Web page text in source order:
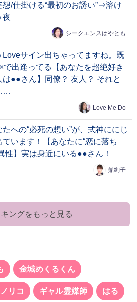
想/仕掛ける“最初のお誘い”⇒溶け
夜
シークエンスはやとも
Loveサイン出ちゃってますね。既
で出逢ってる【あなたを超絶好き
は●●さん】同僚？ 友人？ それと
Love Me Do
たへの“必死の想い”が、式神ににじ
ています！【あなたに“恋に落ち
性】実は身近にいる●●さん！
鼎絢子
ングをもっと見る
金城めくるくん
リコ ギャル霊媒師 はる